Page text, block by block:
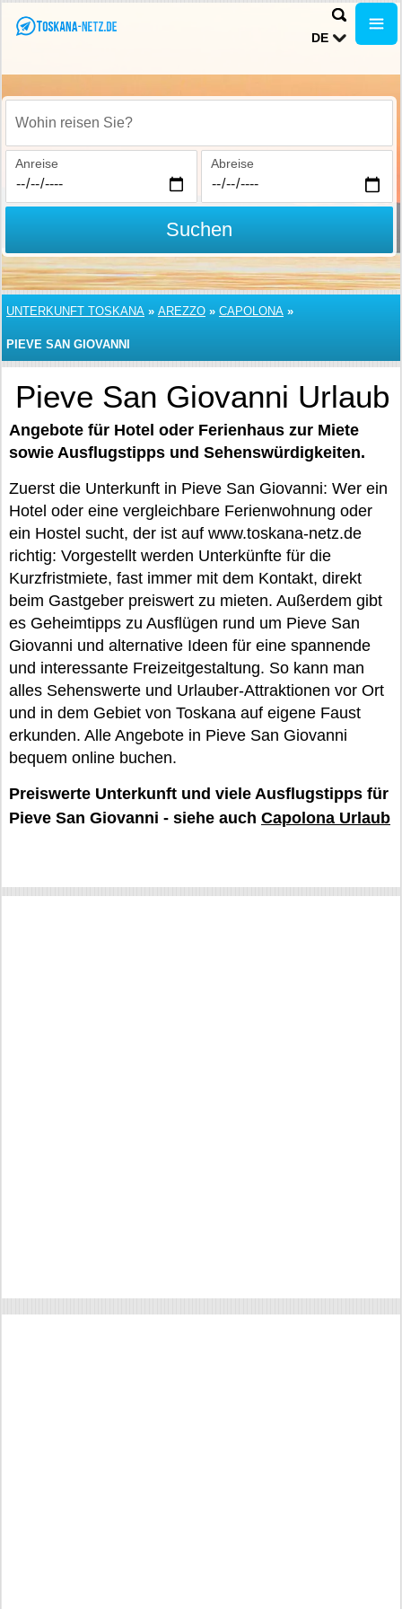
DE
Wohin reisen Sie?
Anreise Abreise
Suchen
UNTERKUNFT TOSKANA » AREZZO » CAPOLONA »
PIEVE SAN GIOVANNI
Pieve San Giovanni Urlaub
Angebote für Hotel oder Ferienhaus zur Miete
sowie Ausflugstipps und Sehenswürdigkeiten.
Zuerst die Unterkunft in Pieve San Giovanni: Wer ein
Hotel oder eine vergleichbare Ferienwohnung oder
ein Hostel sucht, der ist auf www.toskana-netz.de
richtig: Vorgestellt werden Unterkünfte für die
Kurzfristmiete, fast immer mit dem Kontakt, direkt
beim Gastgeber preiswert zu mieten. Außerdem gibt
es Geheimtipps zu Ausflügen rund um Pieve San
Giovanni und alternative Ideen für eine spannende
und interessante Freizeitgestaltung. So kann man
alles Sehenswerte und Urlauber-Attraktionen vor Ort
und in dem Gebiet von Toskana auf eigene Faust
erkunden. Alle Angebote in Pieve San Giovanni
bequem online buchen.
Preiswerte Unterkunft und viele Ausflugstipps für
Pieve San Giovanni - siehe auch Capolona Urlaub